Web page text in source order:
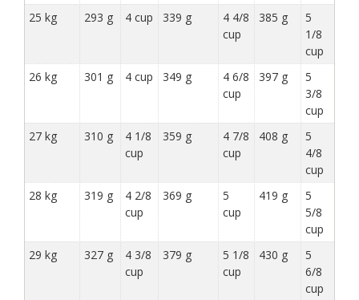
25 kg 293 g 4 cup 339 g
4 4/8
cup
385 g
5
1/8
cup
26 kg
301 g 4 cup 349 g
4 6/8
cup
397 g
5
3/8
cup
27 kg
310 g
4 1/8
cup
359 g
4 7/8
cup
408 g
5
4/8
cup
28 kg
319 g
4 2/8
cup
369 g
5
cup
419 g
5
5/8
cup
29 kg
327 g
4 3/8
cup
379 g
5 1/8
cup
430 g
5
6/8
cup